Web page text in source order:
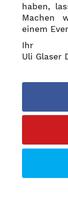
haben,
Machen
einem
Ihr
Uli Glaser